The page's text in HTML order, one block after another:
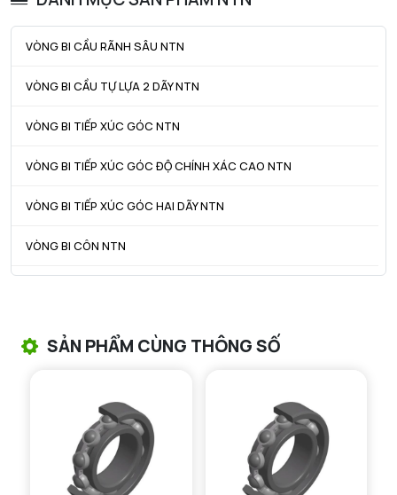
VÒNG BI CẦU RÃNH SÂU NTN
VÒNG BI CẦU TỰ LỰA 2 DÃY NTN
VÒNG BI TIẾP XÚC GÓC NTN
VÒNG BI TIẾP XÚC GÓC ĐỘ CHÍNH XÁC CAO NTN
VÒNG BI TIẾP XÚC GÓC HAI DÃY NTN
VÒNG BI CÔN NTN
VÒNG BI KIM NTN
VÒNG BI CHẶN TRỤC NTN
VÒNG BI LĂN TRỤ ĐẨY NTN
ra max - Bán kính góc lượn tối đa 1 mm
SẢN PHẨM CÙNG THÔNG SỐ